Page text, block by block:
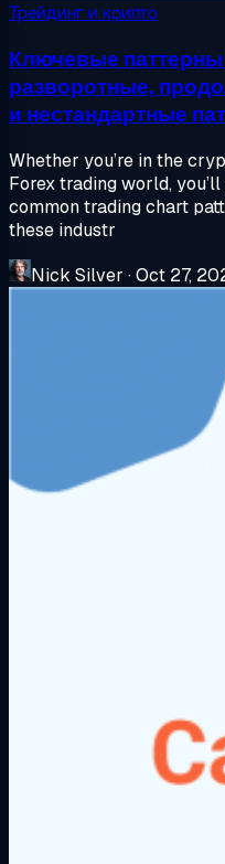
Трейдинг и крипто
Ключевые
разворотные,
и нестандартные
Whether you’re in the
Forex trading world,
common trading chart
these industr
Nick Silver ·Oct 27,